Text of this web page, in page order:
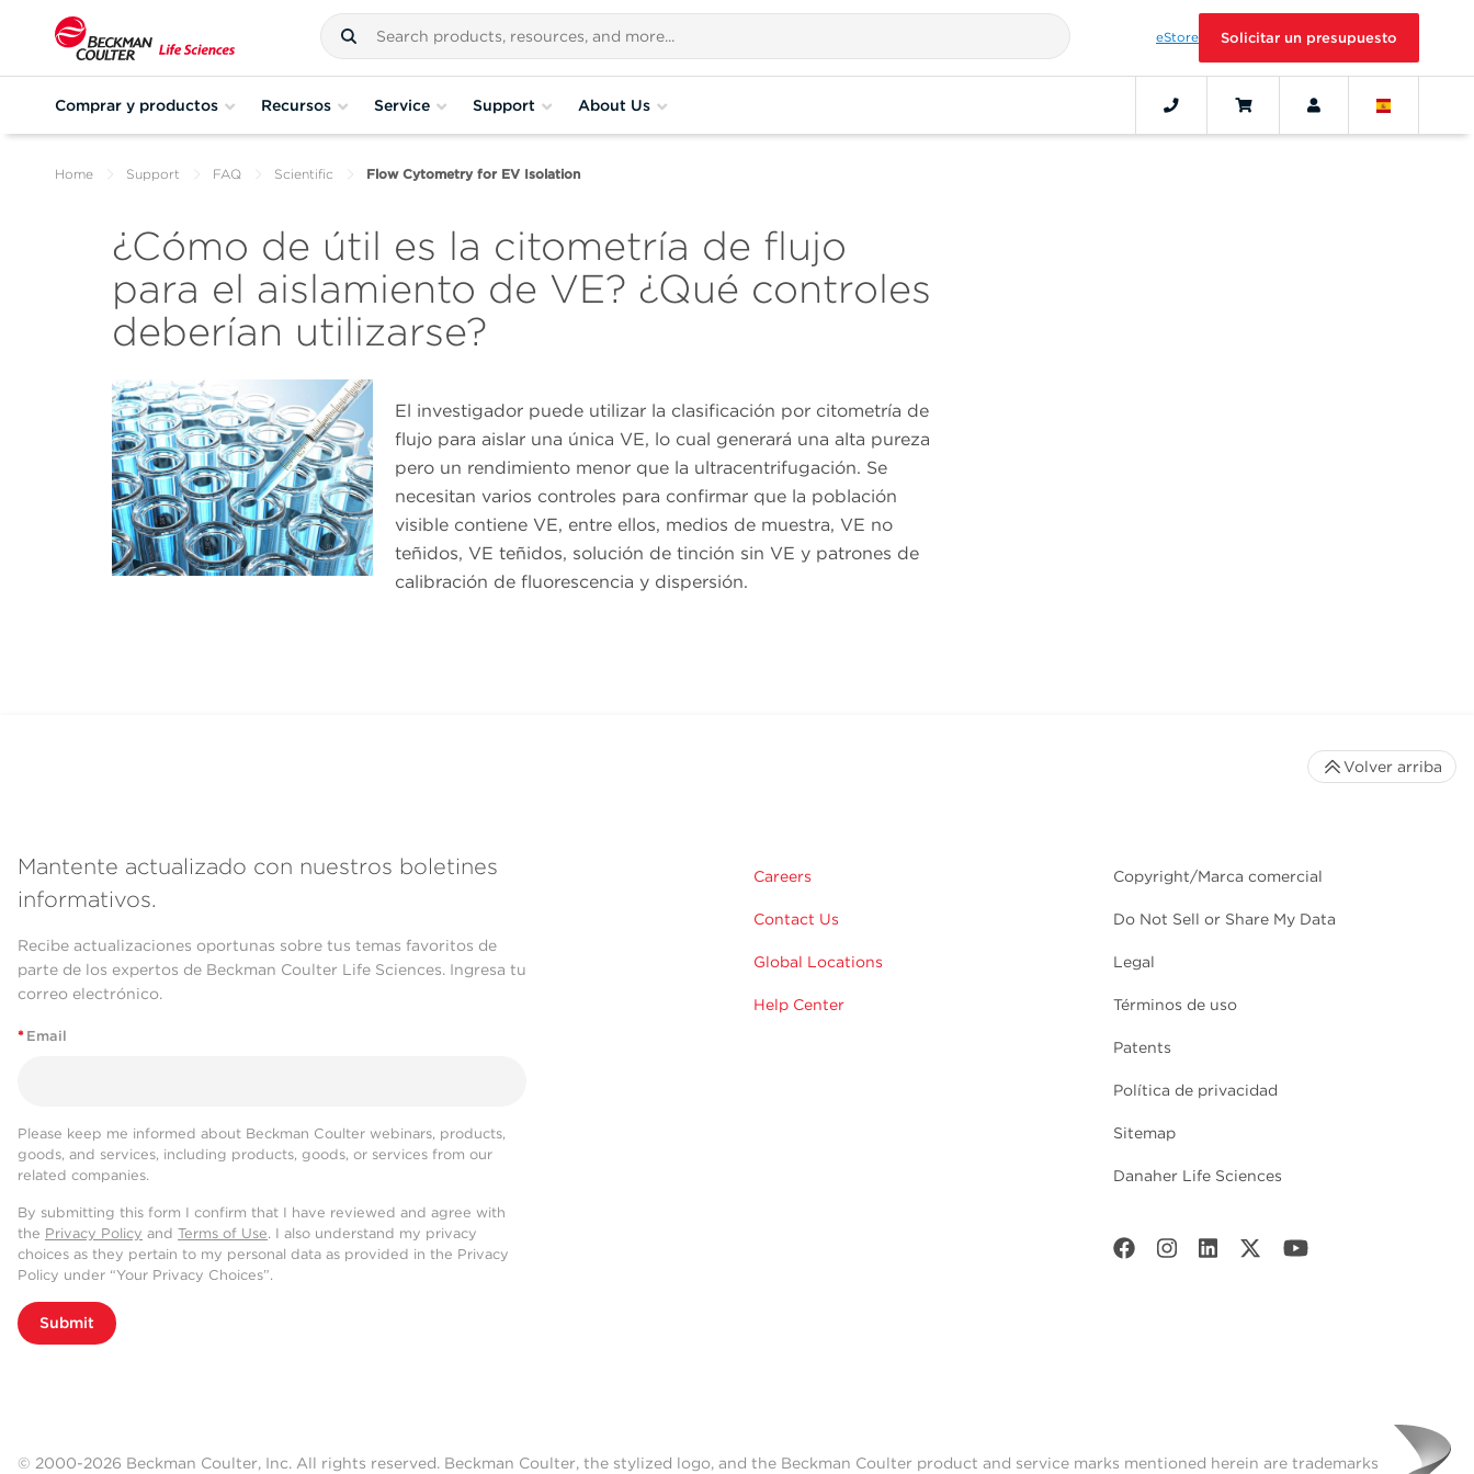
eStore Solicitar un presupuesto
Comprar y productos Recursos Service Support About Us
Home Support FAQ Scientific Flow Cytometry for EV Isolation
¿Cómo de útil es la citometría de flujo
para el aislamiento de VE? ¿Qué controles
deberían utilizarse?
El investigador puede utilizar la clasificación por citometría de
flujo para aislar una única VE, lo cual generará una alta pureza
pero un rendimiento menor que la ultracentrifugación. Se
necesitan varios controles para confirmar que la población
visible contiene VE, entre ellos, medios de muestra, VE no
teñidos, VE teñidos, solución de tinción sin VE y patrones de
calibración de fluorescencia y dispersión.
Mantente actualizado con nuestros boletines
informativos.
Recibe actualizaciones oportunas sobre tus temas favoritos de
parte de los expertos de Beckman Coulter Life Sciences. Ingresa tu
correo electrónico.
* Email
Please keep me informed about Beckman Coulter webinars, products,
goods, and services, including products, goods, or services from our
related companies.
By submitting this form I confirm that I have reviewed and agree with
the Privacy Policy and Terms of Use. I also understand my privacy
choices as they pertain to my personal data as provided in the Privacy
Policy under “Your Privacy Choices”.
Submit
Careers
Contact Us
Global Locations
Help Center
Copyright/Marca comercial
Do Not Sell or Share My Data
Legal
Términos de uso
Patents
Política de privacidad
Sitemap
Danaher Life Sciences
Volver arriba
© 2000-2026 Beckman Coulter, Inc. All rights reserved. Beckman Coulter, the stylized logo, and the Beckman Coulter product and service marks mentioned herein are trademarks